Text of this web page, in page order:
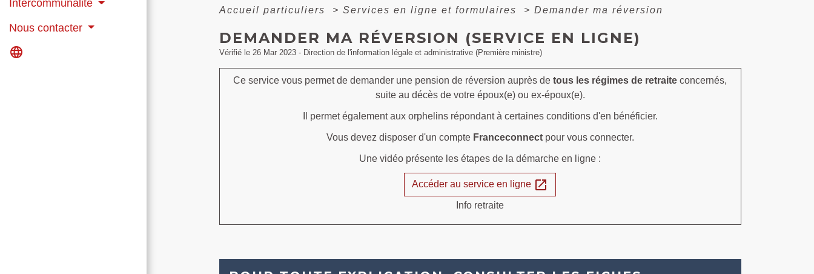
Intercommunalité
Nous contacter
language
Accueil particuliers > Services en ligne et formulaires > Demander ma réversion
DEMANDER MA RÉVERSION (SERVICE EN LIGNE)
Vérifié le 26 Mar 2023 - Direction de l'information légale et administrative (Première ministre)
Ce service vous permet de demander une pension de réversion auprès detous les régimes de retraite concernés,
suite au décès de votre époux(e) ou ex-époux(e).
Il permet également aux orphelins répondant à certaines conditions d'en bénéficier.
Vous devez disposer d'un compte Franceconnectpour vous connecter.
Une vidéo présente les étapes de la démarche en ligne :
Accéder au service en ligne open_in_new
Info retraite